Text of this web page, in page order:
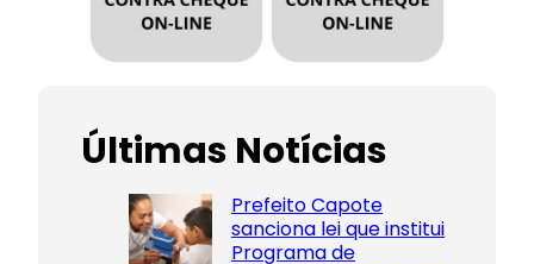
Últimas Notícias
Prefeito Capote
sanciona lei que institui
Programa de